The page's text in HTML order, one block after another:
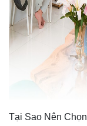
Tại Sao Nên